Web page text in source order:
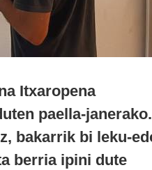
Itxaropena
paella-janerako.
bakarrik bi leku-
berria ipini dute